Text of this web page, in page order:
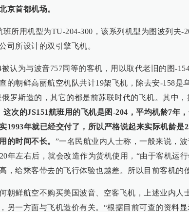
京首都机场。
班所用机型为TU-204-300，该系列机型为图波列夫-
司所设计的双引擎飞机。
被认为与波音757同等的客机，用以取代老旧的图-
的朝鲜高丽航空机队共计19架飞机，除去安-158是
俄罗斯造的，其它的都是前苏联时代的飞机。其中
这次的JS151航班用的飞机是图-204，平均机龄7年
1993年就已经交付了，所以严格说起来实际机龄是
的时间不长。 ”一名民航业内人士称，一般来说，
年左右后，就会改造作为货机使用，“由于客机运
，给乘客带去的飞行体验也越差。所以目前客机的
朝鲜航空不购买美国波音、空客飞机，上述业内人
另一方面与飞机造价有关。“根据目前可查的资料